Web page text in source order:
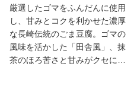
厳選したゴマをふんだんに使用
し、甘みとコクを利かせた濃厚
な長崎伝統のごま豆腐。ゴマの
風味を活かした「田舎風」、抹
茶のほろ苦さと甘みがクセにな